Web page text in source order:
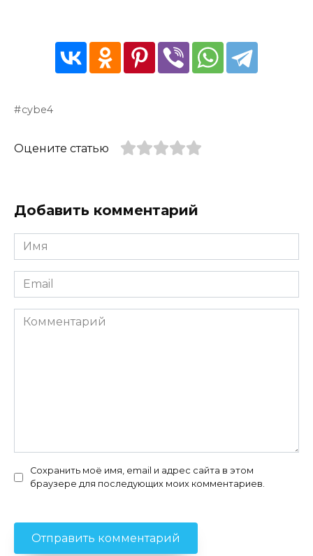
cybe4
Оцените статью
Добавить комментарий
Имя
*
Email
*
Комментарий
Сохранить моё имя, email и адрес сайта в этом
браузере для последующих моих комментариев.